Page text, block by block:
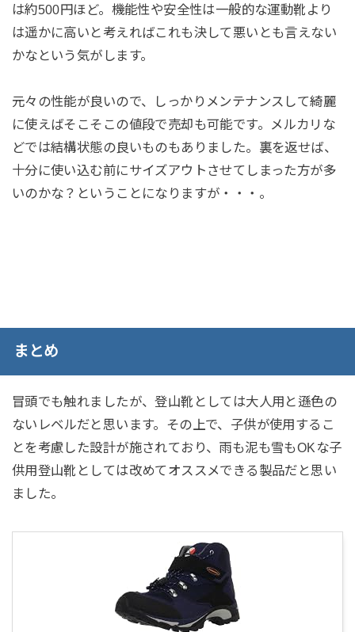
は約500円ほど。機能性や安全性は一般的な運動靴より
は遥かに高いと考えればこれも決して悪いとも言えない
かなという気がします。
元々の性能が良いので、しっかりメンテナンスして綺麗
に使えばそこそこの値段で売却も可能です。メルカリな
どでは結構状態の良いものもありました。裏を返せば、
十分に使い込む前にサイズアウトさせてしまった方が多
いのかな？ということになりますが・・・。
まとめ
冒頭でも触れましたが、登山靴としては大人用と遜色の
ないレベルだと思います。その上で、子供が使用するこ
とを考慮した設計が施されており、雨も泥も雪もOKな子
供用登山靴としては改めてオススメできる製品だと思い
ました。